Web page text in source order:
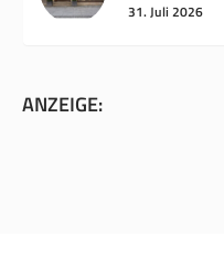
31. Juli 2026
ANZEIGE: